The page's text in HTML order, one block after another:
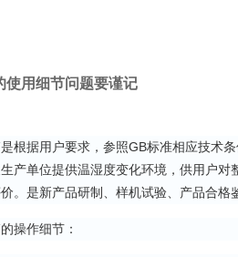
使用细节问题要谨记
据用户要求，参照GB标准相应技术条
产单位提供温湿度变化环境，供用户
。是新产品研制、样机试验、产品合格
操作细节：